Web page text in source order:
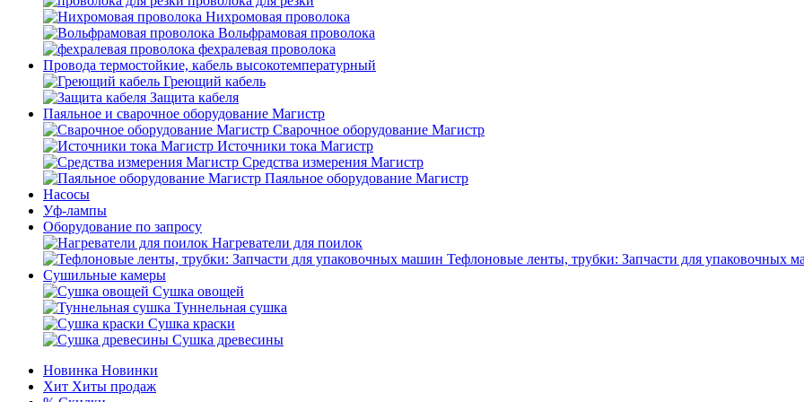
Нихромовая проволока
Вольфрамовая проволока
фехралевая проволока
Провода термостойкие, кабель высокотемпературный
Греющий кабель
Защита кабеля
Паяльное и сварочное оборудование Магистр
Сварочное оборудование Магистр
Источники тока Магистр
Средства измерения Магистр
Паяльное оборудование Магистр
Насосы
Уф-лампы
Оборудование по запросу
Нагреватели для поилок
Тефлоновые ленты, трубки: Запчасти для упаковочных
Сушильные камеры
Сушка овощей
Туннельная сушка
Сушка краски
Сушка древесины
Новинка Новинки
Хит Хиты продаж